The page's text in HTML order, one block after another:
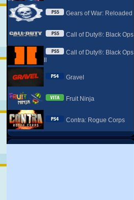
Gears of War: Reloaded
Call of Duty®: Black Ops
Call of Duty®: Black Ops
Gravel
Fruit Ninja
Contra: Rogue Corps